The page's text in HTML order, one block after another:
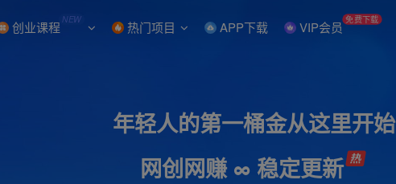
创业课程 NEW 热门项目 APP下载 VIP会员 免费下载
年轻人的第一桶金从这里开始
网创网赚 ∞ 稳定更新